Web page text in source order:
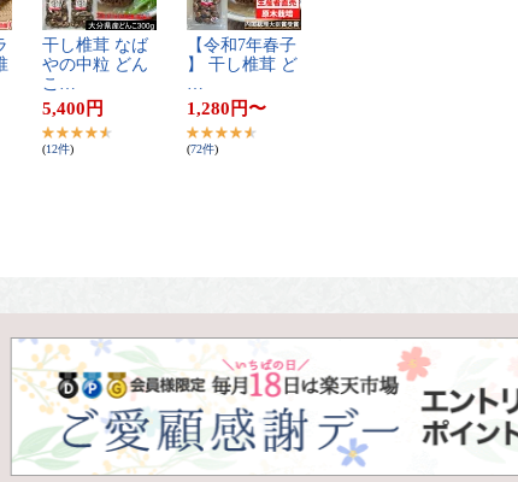
干​し​椎​茸​ ​な​ば​
や​の​中​粒​ ​ど​ん​
こ​…
5,400 円
(12件)
【​令​和​7​年​春​子​
】​ ​干​し​椎​茸​ ​ど​
…
1,280 円〜
(72件)